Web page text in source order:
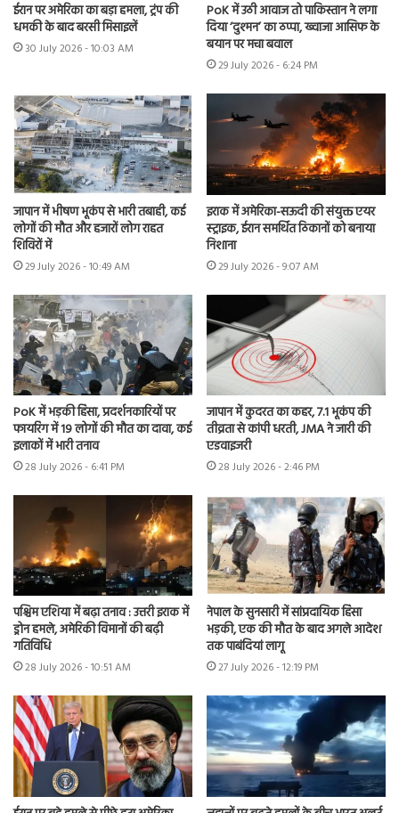
ईरान पर अमेरिका का बड़ा हमला, ट्रंप की
धमकी के बाद बरसी मिसाइलें
30 July 2026 - 10:03 AM
PoK में उठी आवाज तो पाकिस्तान ने लगा
दिया ‘दुश्मन’ का ठप्पा, ख्वाजा आसिफ के
बयान पर मचा बवाल
29 July 2026 - 6:24 PM
जापान में भीषण भूकंप से भारी तबाही, कई
लोगों की मौत और हजारों लोग राहत
शिविरों में
29 July 2026 - 10:49 AM
इराक में अमेरिका-सऊदी की संयुक्त एयर
स्ट्राइक, ईरान समर्थित ठिकानों को बनाया
निशाना
29 July 2026 - 9:07 AM
PoK में भड़की हिंसा, प्रदर्शनकारियों पर
फायरिंग में 19 लोगों की मौत का दावा, कई
इलाकों में भारी तनाव
28 July 2026 - 6:41 PM
जापान में कुदरत का कहर, 7.1 भूकंप की
तीव्रता से कांपी धरती, JMA ने जारी की
एडवाइजरी
28 July 2026 - 2:46 PM
पश्चिम एशिया में बढ़ा तनाव : उत्तरी इराक में
ड्रोन हमले, अमेरिकी विमानों की बढ़ी
गतिविधि
28 July 2026 - 10:51 AM
नेपाल के सुनसारी में सांप्रदायिक हिंसा
भड़की, एक की मौत के बाद अगले आदेश
तक पाबंदियां लागू
27 July 2026 - 12:19 PM